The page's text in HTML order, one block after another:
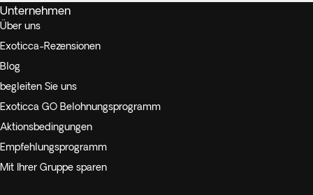
Unternehmen
Über uns
Exoticca-Rezensionen
Blog
begleiten Sie uns
Exoticca GO Belohnungsprogramm
Aktionsbedingungen
Empfehlungsprogramm
Mit Ihrer Gruppe sparen